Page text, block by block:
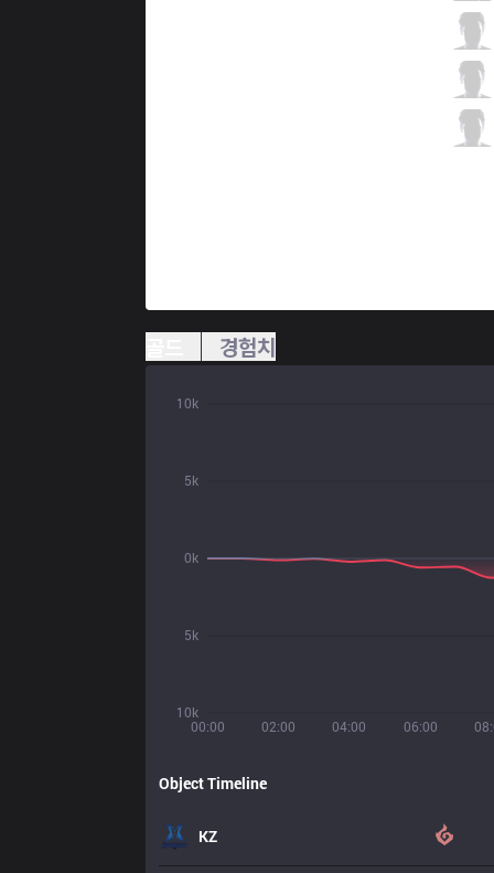
경험치
00:00 02:00 04:00 06:00
10k
5k
0k
5k
10k
Object Timeline
KZ